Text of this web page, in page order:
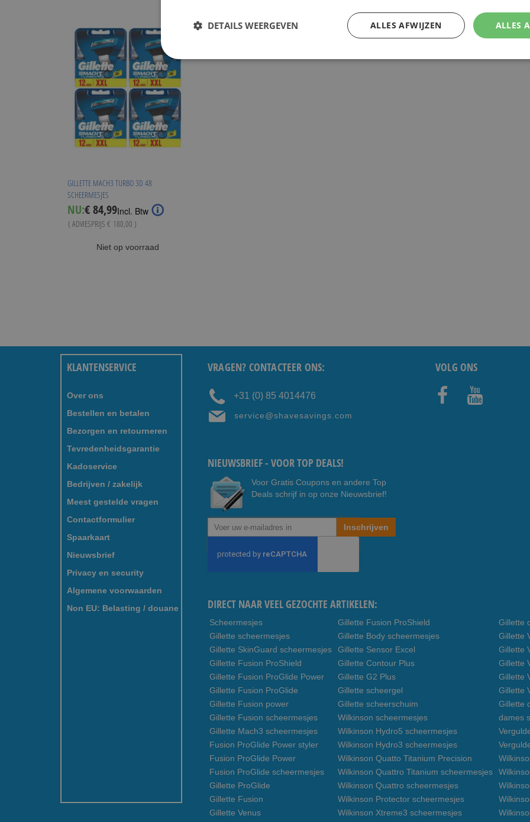
GILLETTE MACH3 TURBO 3D 48
SCHEERMESJES
NU:Special
Price
€ 84,99Incl. Btw
( ADVIESPRIJS € 180,00 )
Niet op voorraad
KLANTENSERVICE
Over ons
Bestellen en betalen
Bezorgen en retourneren
Tevredenheidsgarantie
Kadoservice
Bedrijven / zakelijk
Meest gestelde vragen
Contactformulier
Spaarkaart
Nieuwsbrief
Privacy en security
Algemene voorwaarden
Non EU: Belasting / douane
VRAGEN? CONTACTEER ONS:
+31 (0) 85 4014476
service@shavesavings.com
VOLG ONS
NIEUWSBRIEF - VOOR TOP DEALS!
Voor Gratis Coupons en andere Top
Deals schrijf in op onze Nieuwsbrief!
Abonneer
u
onze
Inschrijven
DIRECT NAAR VEEL GEZOCHTE ARTIKELEN:
Scheermesjes
Gillette scheermesjes
Gillette SkinGuard scheermesjes
Gillette Fusion ProShield
Gillette Fusion ProGlide Power
Gillette Fusion ProGlide
Gillette Fusion power
Gillette Fusion scheermesjes
Gillette Mach3 scheermesjes
Fusion ProGlide Power styler
Fusion ProGlide Power
Fusion ProGlide scheermesjes
Gillette ProGlide
Gillette Fusion
Gillette Venus
Gillette Fusion ProShield
Gillette Body scheermesjes
Gillette Sensor Excel
Gillette Contour Plus
Gillette G2 Plus
Gillette scheergel
Gillette scheerschuim
Wilkinson scheermesjes
Wilkinson Hydro5 scheermesjes
Wilkinson Hydro3 scheermesjes
Wilkinson Quatto Titanium Precision
Wilkinson Quattro Titanium scheermesjes
Wilkinson Quattro scheermesjes
Wilkinson Protector scheermesjes
Wilkinson Xtreme3 scheermesjes
Gillette
Gillette
Gillette
Gillette
Gillette
Gillette
Gillette
dames
ALLES
ALLES AFWIJZEN
DETAILS WEERGEVEN